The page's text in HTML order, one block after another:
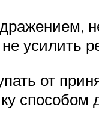
не усилить
от
способом